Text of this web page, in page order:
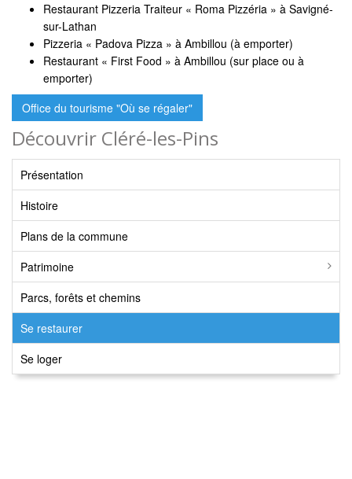
Restaurant Pizzeria Traiteur « Roma Pizzéria » à Savigné-
sur-Lathan
Pizzeria « Padova Pizza » à Ambillou (à emporter)
Restaurant « First Food » à Ambillou (sur place ou à
emporter)
Office du tourisme "Où se régaler"
Découvrir Cléré-les-Pins
Présentation
Histoire
Plans de la commune
Patrimoine
Parcs, forêts et chemins
Se restaurer
Se loger